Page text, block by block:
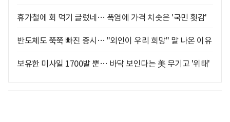
휴가철에 회 먹기 글렀네… 폭염에 가격 치솟은 '국민 횟감'
반도체도 쭉쭉 빠진 증시… "외인이 우리 희망" 말 나온 이유
보유한 미사일 1700발 뿐… 바닥 보인다는 美 무기고 '위태'